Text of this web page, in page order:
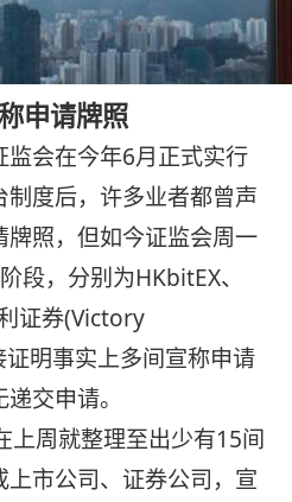
申请牌照
会在今年6月正式实行
度后，许多业者都曾声
照，但如今证监会周一
段，分别为HKbitEX、
证券(Victory
明事实上多间宣称申请
交申请。
上周就整理至出少有15间
市公司、证券公司，宣